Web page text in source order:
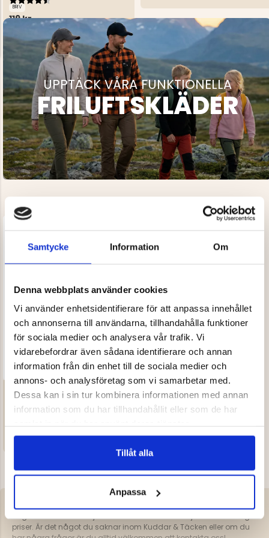
Samtycke Information Om
Denna webbplats använder cookies
Vi använder enhetsidentifierare för att anpassa innehållet
och annonserna till användarna, tillhandahålla funktioner
för sociala medier och analysera vår trafik. Vi
vidarebefordrar även sådana identifierare och annan
information från din enhet till de sociala medier och
annons- och analysföretag som vi samarbetar med.
Dessa kan i sin tur kombinera informationen med annan
information som du har tillhandahållit eller som de har
Tillåt alla
Anpassa
BRIV
119 kr
UPPTÄCK VÅRA FUNKTIONELLA
FRILUFTSKLÄDER
SOVSÄCKSTÄCKE
Betyg:
4.0 utav 5 stjärnor
VISAR 3 AV 3 PRODUKTER
Här hittar du vårt sortiment av Kuddar & Täcken för jakt och fritid.
priser. Är det något du saknar inom Kuddar & Täcken eller om du